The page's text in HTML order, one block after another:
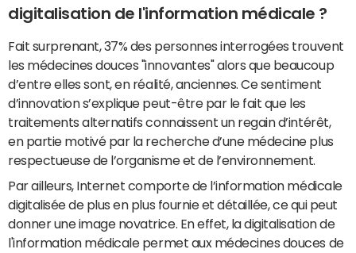
digitalisation de l'information médicale ?
Fait surprenant, 37% des personnes interrogées trouvent
les médecines douces "innovantes" alors que beaucoup
d’entre elles sont, en réalité, anciennes. Ce sentiment
d’innovation s’explique peut-être par le fait que les
traitements alternatifs connaissent un regain d’intérêt,
en partie motivé par la recherche d’une médecine plus
respectueuse de l’organisme et de l’environnement.
Par ailleurs, Internet comporte de l’information médicale
digitalisée de plus en plus fournie et détaillée, ce qui peut
donner une image novatrice. En effet, la digitalisation de
l'information médicale permet aux médecines douces de